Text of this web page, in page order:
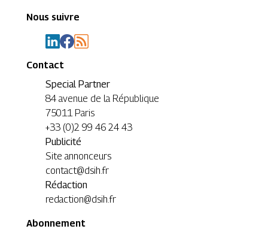
Nous suivre
Contact
Special Partner
84 avenue de la République
75011 Paris
+33 (0)2 99 46 24 43
Publicité
Site annonceurs
contact@dsih.fr
Rédaction
redaction@dsih.fr
Abonnement